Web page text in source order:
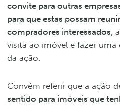
convite para outras
para que estas possam
compradores interessados ,
visita ao imóvel e fazer
da ação.
Convém referir que a ação
sentido para imóveis que